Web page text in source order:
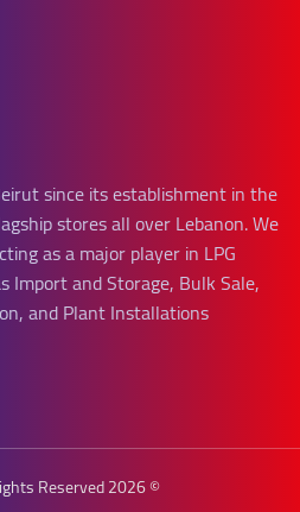
since its establishment in the
stores all over Lebanon. We
as a major player in LPG
Import and Storage, Bulk Sale,
and Plant Installations.
© 2026 Sidaco | All Rights Reserved.